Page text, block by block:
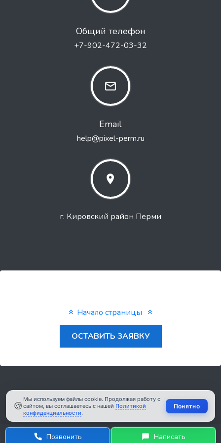
Общий телефон
+7-902-472-03-32
Email
help@pixel-perm.ru
г. Кировский район Перми
Начало страницы
ОСТАВИТЬ ЗАЯВКУ
2007 - 2026 Пиксель.
Позвонить Написать
🍪
Мы используем файлы cookie. Продолжая работу с
сайтом, вы соглашаетесь с нашей Политикой
конфиденциальности.
Понятно